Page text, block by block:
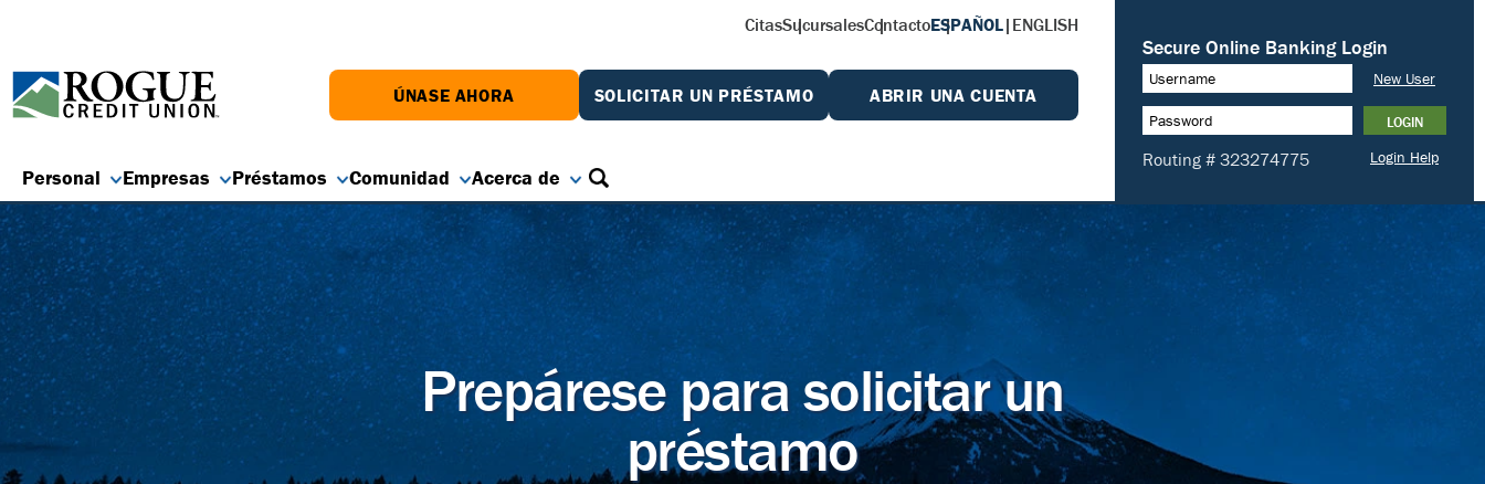
CitasSucursalesContactoESPAÑOL| ENGLISH
ÚNASE AHORA SOLICITAR UN PRÉSTAMO ABRIR UNA CUENTA
Personal Empresas Préstamos Comunidad Acerca de
Prepárese para solicitar un
préstamo